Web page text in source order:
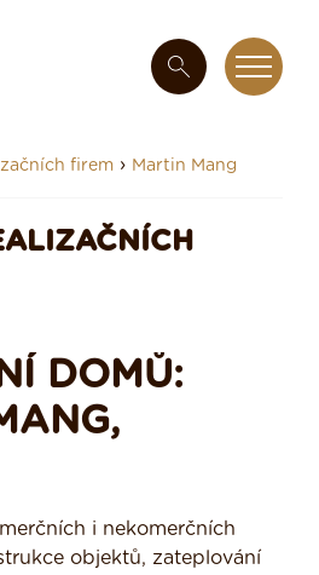
firem › Martin Mang
DOMŮ:
i nekomerčních
objektů, zateplování